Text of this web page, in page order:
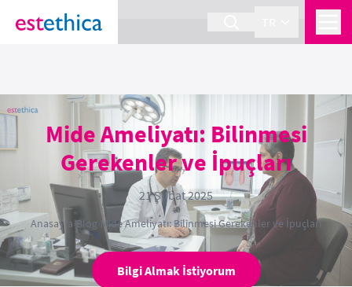
section Service {
Mide Ameliyatı: Bilinmesi
Gerekenler ve İpuçları
21 Şubat 2025
Anasayfa›Blog Mide Ameliyatı: Bilinmesi Gerekenler ve İpuçları
Bilgi Almak İstiyorum